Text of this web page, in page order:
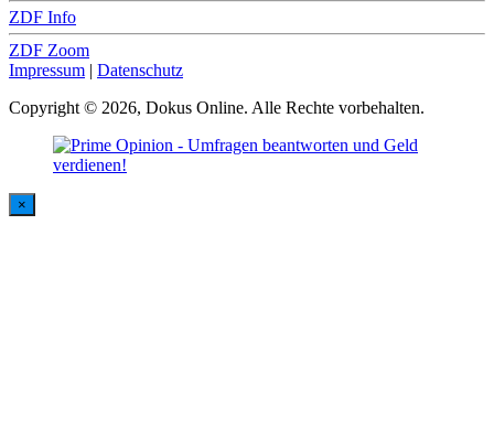
ZDF Info
ZDF Zoom
Impressum | Datenschutz
Copyright © 2026, Dokus Online. Alle Rechte vorbehalten.
×